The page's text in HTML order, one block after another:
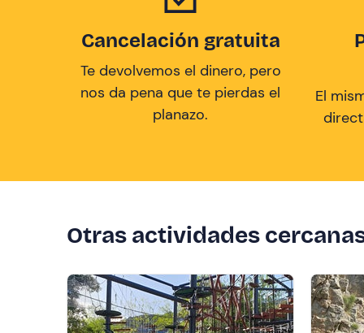
Cancelación gratuita
Te devolvemos el dinero, pero
nos da pena que te pierdas el
planazo.
El
Otras actividades